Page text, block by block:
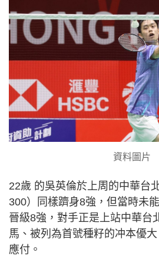
資料圖片
22歲 的吳英倫於上周的中華台
300）同樣躋身8強，但當時未
晉級8強，對手正是上站中華台
馬、被列為首號種籽的冲本優
應付。